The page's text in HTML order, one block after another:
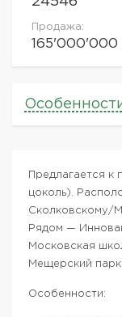
Продажа:
165'000'000
Предлагается
цоколь).
Сколковскому/
Рядом —
Московская
Мещерский парк
Особенности: